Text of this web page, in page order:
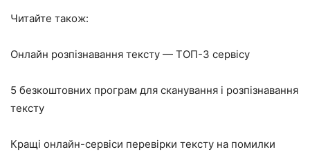
Читайте також:
Онлайн розпізнавання тексту — ТОП-3 сервісу
5 безкоштовних програм для сканування і розпізнавання
тексту
Кращі онлайн-сервіси перевірки тексту на помилки